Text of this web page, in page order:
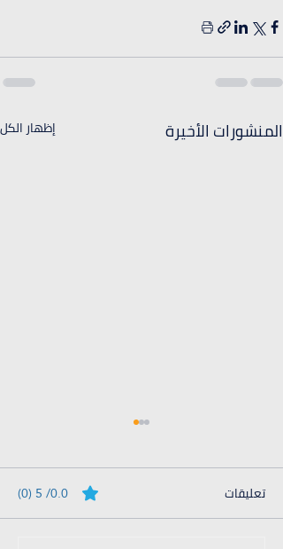
المنشورات الأخيرة إظهار الكل
تعليقات 0.0/ 5 (0)